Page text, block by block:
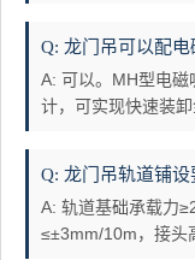
Q: 龙门吊可以配电
A: 可以。MH型电
计，可实现快速装卸
Q: 龙门吊轨道铺设
A: 轨道基础承载力
≤±3mm/10m，接头